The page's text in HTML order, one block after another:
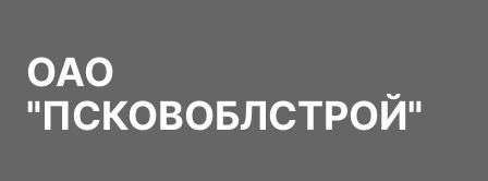
ОАО
"ПСКОВОБЛСТРОЙ"